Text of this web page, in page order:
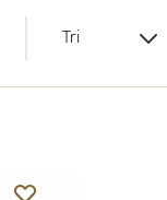
Tri